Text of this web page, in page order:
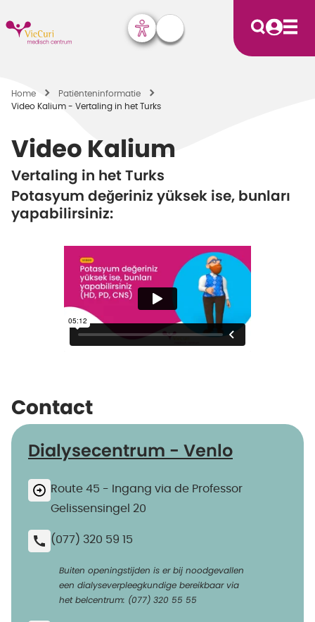
Home
Patiënten­informatie
Video Kalium - Vertaling in het Turks
Video Kalium
Vertaling in het Turks
Potasyum değeriniz yüksek ise, bunları
yapabilirsiniz:
Contact
Dialysecentrum - Venlo
Route 45 - Ingang via de Professor
Gelissensingel 20
(077) 320 59 15
Buiten openingstijden is er bij noodgevallen
een dialyseverpleegkundige bereikbaar via
het belcentrum: (077) 320 55 55